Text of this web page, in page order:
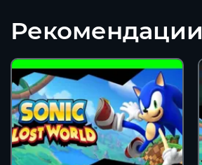
Рекомендации